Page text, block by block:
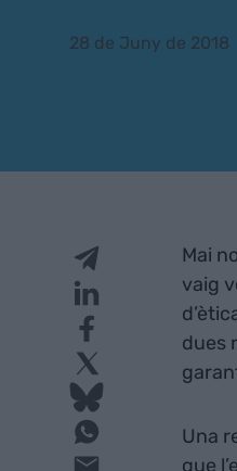
28 de Juny de 2018
Mai
vaig
dues
Una
que